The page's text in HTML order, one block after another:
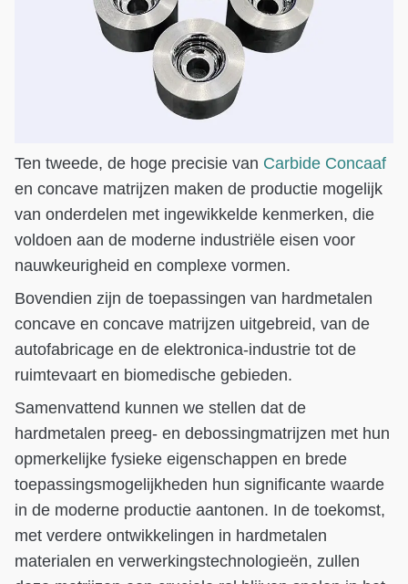
Ten tweede, de hoge precisie van Carbide Concaaf
en concave matrijzen maken de productie mogelijk
van onderdelen met ingewikkelde kenmerken, die
voldoen aan de moderne industriële eisen voor
nauwkeurigheid en complexe vormen.
Bovendien zijn de toepassingen van hardmetalen
concave en concave matrijzen uitgebreid, van de
autofabricage en de elektronica-industrie tot de
ruimtevaart en biomedische gebieden.
Samenvattend kunnen we stellen dat de
hardmetalen preeg- en debossingmatrijzen met hun
opmerkelijke fysieke eigenschappen en brede
toepassingsmogelijkheden hun significante waarde
in de moderne productie aantonen. In de toekomst,
met verdere ontwikkelingen in hardmetalen
materialen en verwerkingstechnologieën, zullen